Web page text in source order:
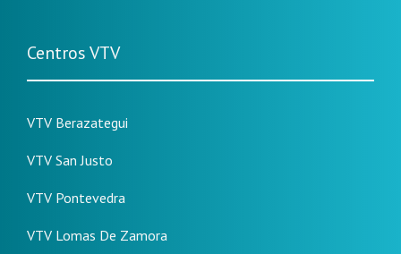
Centros VTV
VTV Berazategui
VTV San Justo
VTV Pontevedra
VTV Lomas De Zamora